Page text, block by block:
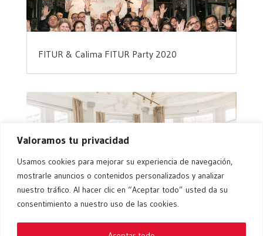
Valoramos tu privacidad
Usamos cookies para mejorar su experiencia de navegación,
mostrarle anuncios o contenidos personalizados y analizar
nuestro tráfico. Al hacer clic en “Aceptar todo” usted da su
consentimiento a nuestro uso de las cookies.
FITUR & Calima FITUR Party 2020
III Calima workshop 2019 – Madrid y
Barcelona